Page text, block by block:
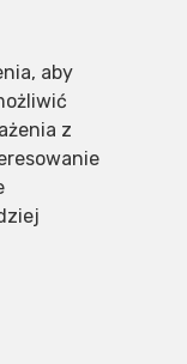
aby
z